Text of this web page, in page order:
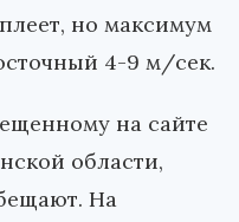
но максимум
4-9 м/сек.
на сайте
области,
На